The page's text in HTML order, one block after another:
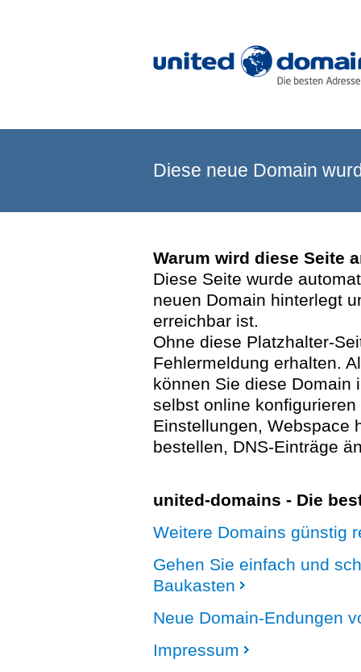
Diese neue Domain
Warum wird diese Seite
Diese Seite wurde
neuen Domain hinterlegt
erreichbar ist.
Ohne diese Platzhalter-
Fehlermeldung erhalten.
können Sie diese Domain
selbst online
Einstellungen, Webspace
bestellen, DNS-Einträge
united-domains - Die
Weitere Domains günstig
Gehen Sie einfach und
Baukasten
Neue Domain-Endungen
Impressum